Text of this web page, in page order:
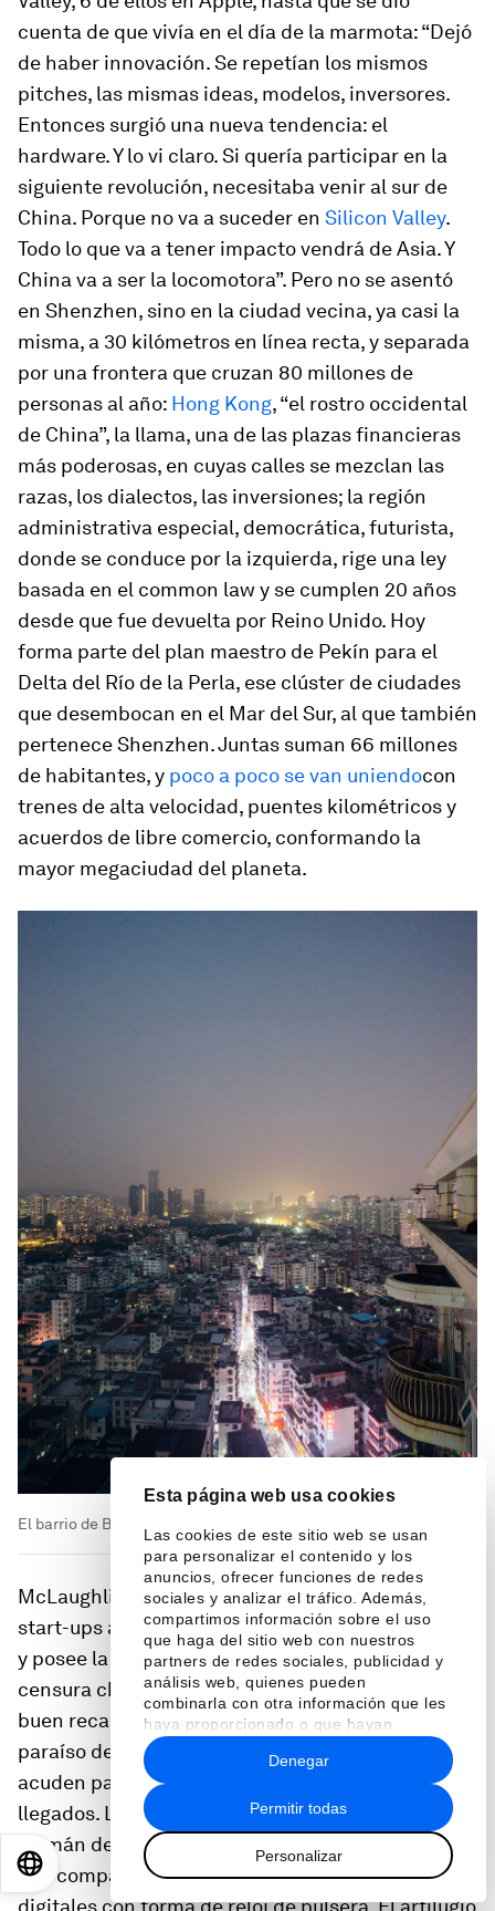
Esta página web usa cookies
Las cookies de este sitio web se usan
para personalizar el contenido y los
anuncios, ofrecer funciones de redes
sociales y analizar el tráfico. Además,
compartimos información sobre el uso
que haga del sitio web con nuestros
partners de redes sociales, publicidad y
análisis web, quienes pueden
combinarla con otra información que les
haya proporcionado o que hayan
recopilado a partir del uso que haya
hecho de sus servicios.
Permitir todas
Personalizar
Denegar
cuenta de que vivía en el día de la marmota: “Dejó
de haber innovación. Se repetían los mismos
pitches, las mismas ideas, modelos, inversores.
Entonces surgió una nueva tendencia: el
hardware. Y lo vi claro. Si quería participar en la
siguiente revolución, necesitaba venir al sur de
China. Porque no va a suceder en Silicon Valley.
Todo lo que va a tener impacto vendrá de Asia. Y
China va a ser la locomotora”. Pero no se asentó
en Shenzhen, sino en la ciudad vecina, ya casi la
misma, a 30 kilómetros en línea recta, y separada
por una frontera que cruzan 80 millones de
personas al año: Hong Kong, “el rostro occidental
de China”, la llama, una de las plazas financieras
más poderosas, en cuyas calles se mezclan las
razas, los dialectos, las inversiones; la región
administrativa especial, democrática, futurista,
donde se conduce por la izquierda, rige una ley
basada en el common law y se cumplen 20 años
desde que fue devuelta por Reino Unido. Hoy
forma parte del plan maestro de Pekín para el
Delta del Río de la Perla, ese clúster de ciudades
que desembocan en el Mar del Sur, al que también
pertenece Shenzhen. Juntas suman 66 millones
de habitantes, y poco a poco se van uniendocon
trenes de alta velocidad, puentes kilométricos y
acuerdos de libre comercio, conformando la
mayor megaciudad del planeta.
El barrio de Baishizhou. JAMES RAJOTTE
McLaughlin es cofundador de una aceleradora de
start-ups al estilo de HAX. La suya se llamaBRINC
y posee la ventaja, dice, de estar a este lado de la
censura china, con la propiedad intelectual a
buen recaudo, y a un pasito de Shenzhen, el
paraíso de componentes electrónicos al que
acuden para armar sus prototipos los recién
llegados. Lo cuenta Florian Simmendinger,
alemán de 28 años, cofundador de
Soundbrenner
una compañía que ha desarrollado metrónomos